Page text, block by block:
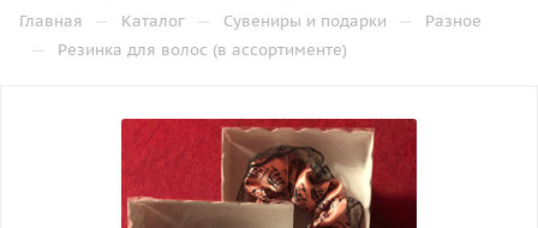
Главная — Каталог — Сувениры и подарки — Разное
— Резинка для волос (в ассортименте)